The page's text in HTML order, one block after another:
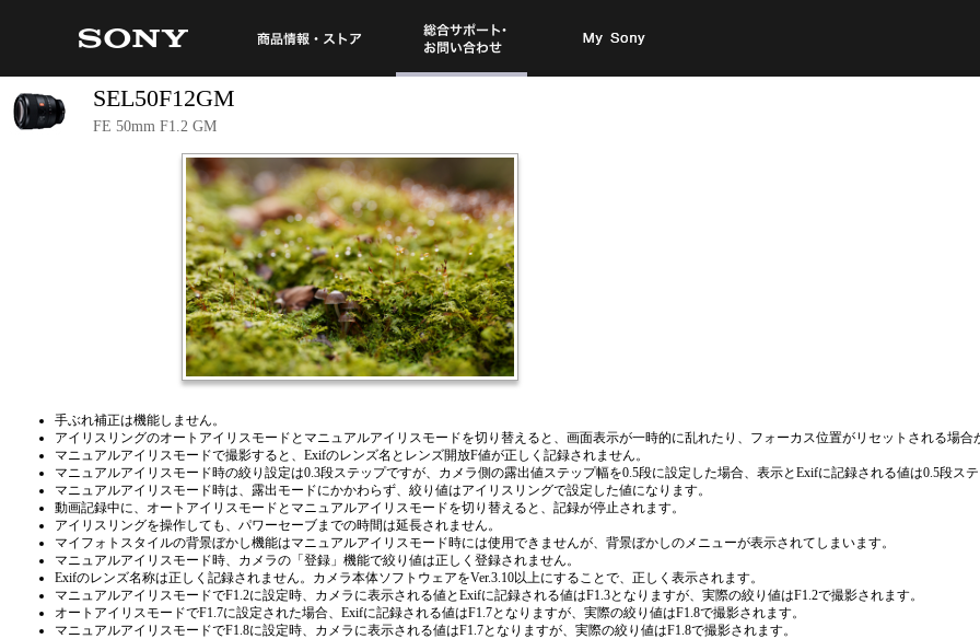
SEL50F12GM
FE 50mm F1.2 GM
手ぶれ補正は機能しません。
アイリスリングのオートアイリスモードとマニュアルアイリスモードを切り替えると、画面表示が一時的に乱れたり、フォーカス位置がリセットされる場合
マニュアルアイリスモードで撮影すると、Exifのレンズ名とレンズ開放F値が正しく記録されません。
マニュアルアイリスモード時の絞り設定は0.3段ステップですが、カメラ側の露出値ステップ幅を0.5段に設定した場合、表示とExifに記録される値は0.5段ス
マニュアルアイリスモード時は、露出モードにかかわらず、絞り値はアイリスリングで設定した値になります。
動画記録中に、オートアイリスモードとマニュアルアイリスモードを切り替えると、記録が停止されます。
アイリスリングを操作しても、パワーセーブまでの時間は延長されません。
マイフォトスタイルの背景ぼかし機能はマニュアルアイリスモード時には使用できませんが、背景ぼかしのメニューが表示されてしまいます。
マニュアルアイリスモード時、カメラの「登録」機能で絞り値は正しく登録されません。
Exifのレンズ名称は正しく記録されません。カメラ本体ソフトウェアをVer.3.10以上にすることで、正しく表示されます。
マニュアルアイリスモードでF1.2に設定時、カメラに表示される値とExifに記録される値はF1.3となりますが、実際の絞り値はF1.2で撮影されます。
オートアイリスモードでF1.7に設定された場合、Exifに記録される値はF1.7となりますが、実際の絞り値はF1.8で撮影されます。
マニュアルアイリスモードでF1.8に設定時、カメラに表示される値はF1.7となりますが、実際の絞り値はF1.8で撮影されます。